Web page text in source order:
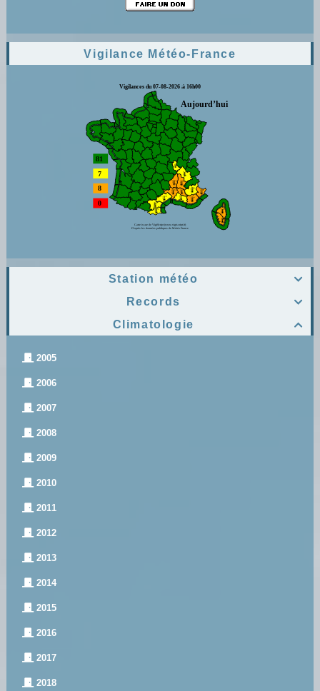
Vigilance Météo-France

Station météo

Records

Climatologie
2005
2006
2007
2008
2009
2010
2011
2012
2013
2014
2015
2016
2017
2018